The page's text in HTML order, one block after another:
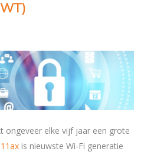
ongeveer elke vijf jaar een grote
is nieuwste Wi-Fi generatie